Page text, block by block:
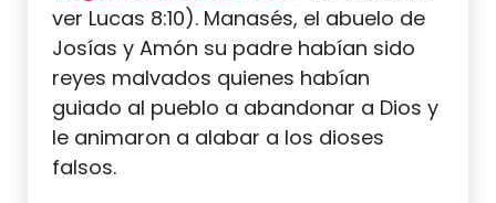
ver Lucas 8:10). Manasés, el abuelo de
Josías y Amón su padre habían sido
reyes malvados quienes habían
guiado al pueblo a abandonar a Dios y
le animaron a alabar a los dioses
falsos.